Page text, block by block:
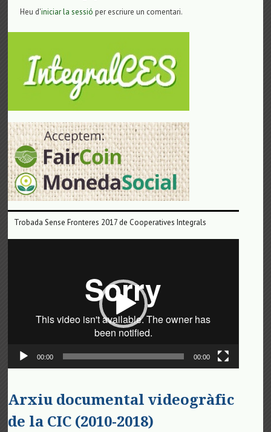
Heu d'iniciar la sessió per escriure un comentari.
Trobada Sense Fronteres 2017 de Cooperatives Integrals
00:00 00:00
Arxiu documental videogràfic
de la CIC (2010-2018)